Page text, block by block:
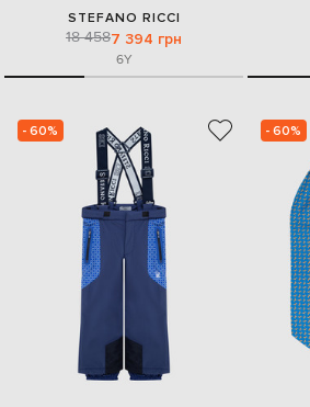
STEFANO RICCI
18 4587 394 грн
6Y
- 60% - 60%